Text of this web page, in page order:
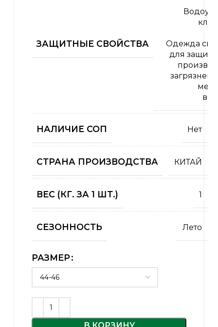
ЗАЩИТНЫЕ СВОЙСТВА
Одежда
для
НАЛИЧИЕ СОП Нет
СТРАНА ПРОИЗВОДСТВА КИТАЙ
ВЕС (КГ. ЗА 1 ШТ.) 1
СЕЗОННОСТЬ Лето
РАЗМЕР
Alternative: